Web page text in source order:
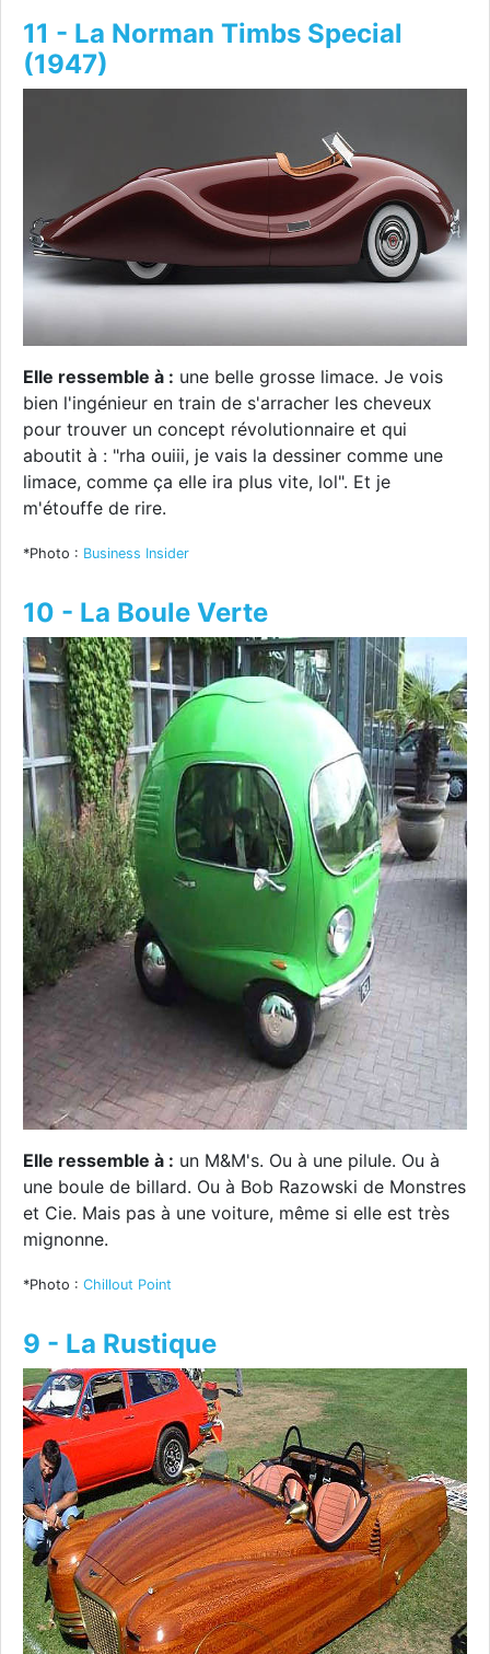
11 - La Norman Timbs Special
(1947)
Elle ressemble à : une belle grosse limace. Je vois
bien l'ingénieur en train de s'arracher les cheveux
pour trouver un concept révolutionnaire et qui
aboutit à : "rha ouiii, je vais la dessiner comme une
limace, comme ça elle ira plus vite, lol". Et je
m'étouffe de rire.
*Photo : Business Insider
10 - La Boule Verte
Elle ressemble à : un M&M's. Ou à une pilule. Ou à
une boule de billard. Ou à Bob Razowski de Monstres
et Cie. Mais pas à une voiture, même si elle est très
mignonne.
*Photo : Chillout Point
9 - La Rustique